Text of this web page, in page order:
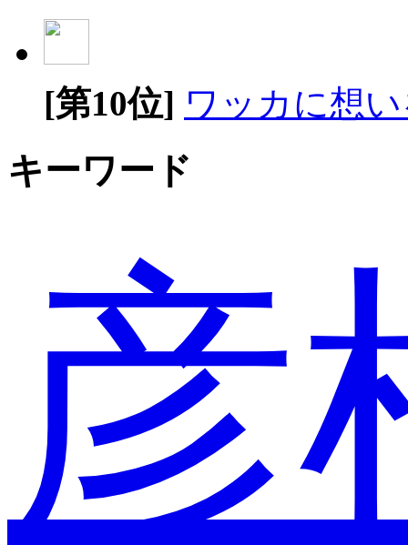
[第10位] ワッカに想
キーワード
彦